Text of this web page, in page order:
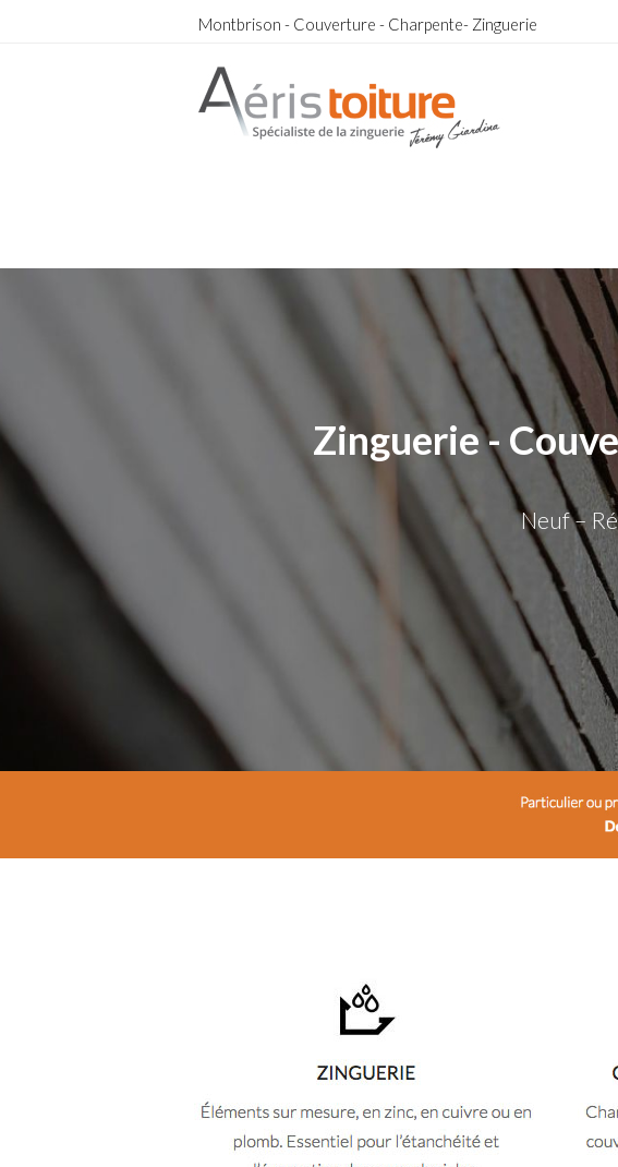
Montbrison - Couverture - Charpente- Zinguerie
Zinguerie -
Neuf –